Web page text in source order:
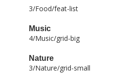
3/Food/feat-list
Music
4/Music/grid-big
Nature
3/Nature/grid-small